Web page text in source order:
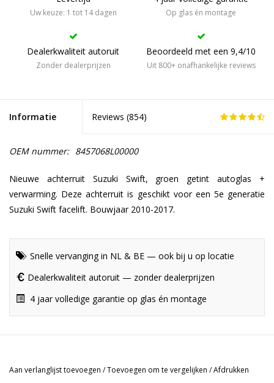
Uw keuze: 1 tot 14 dagen Op glas én montage
Dealerkwaliteit autoruit
Zonder dealerprijzen
Beoordeeld met een 9,4/10
Uit 800+ onafhankelijke reviews
Informatie Reviews (854)
OEM nummer: 8457068L00000
Nieuwe achterruit Suzuki Swift, groen getint autoglas +
verwarming. Deze achterruit is geschikt voor een 5e generatie
Suzuki Swift facelift. Bouwjaar 2010-2017.
Snelle vervanging in NL & BE — ook bij u op locatie
Dealerkwaliteit autoruit — zonder dealerprijzen
4 jaar volledige garantie op glas én montage
Aan verlanglijst toevoegen /Toevoegen om te vergelijken /Afdrukken